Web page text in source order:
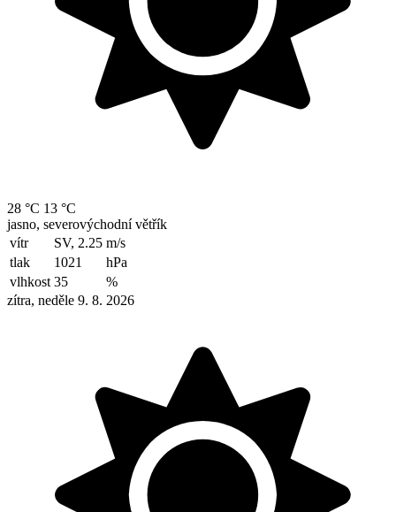
28 °C 13 °C
jasno, severovýchodní větřík
vítr
SV, 2.25 m/s
tlak
1021
hPa
vlhkost 35
%
zítra, neděle 9. 8. 2026